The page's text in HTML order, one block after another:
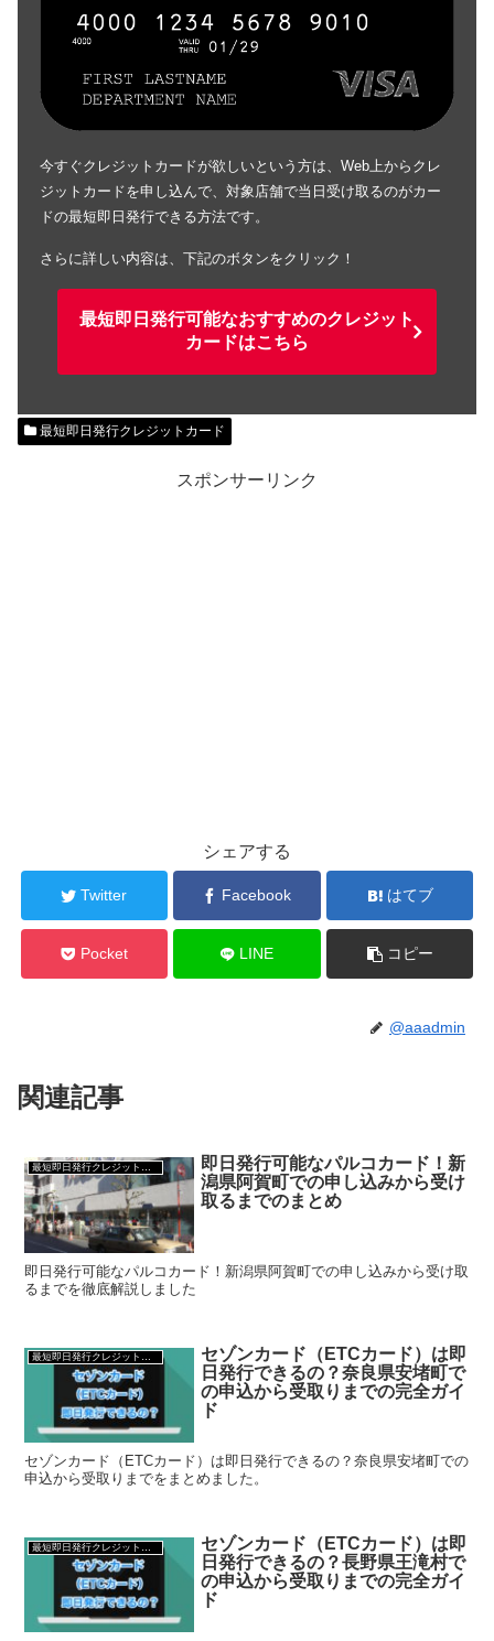
今すぐクレジットカードが欲しいという方は、Web上からクレ
ジットカードを申し込んで、対象店舗で当日受け取るのがカー
ドの最短即日発行できる方法です。
さらに詳しい内容は、下記のボタンをクリック！
最短即日発行可能なおすすめのクレジット
カードはこちら
最短即日発行クレジットカード
スポンサーリンク
シェアする
Twitter Facebook はてブ
Pocket LINE コピー
@aaadmin
関連記事
即日発行可能なパルコカード！新
潟県阿賀町での申し込みから受け
取るまでのまとめ
即日発行可能なパルコカード！新潟県阿賀町での申し込みから受け取
るまでを徹底解説しました
最短即日発行クレジットカード
セゾンカード（ETCカード）は即
日発行できるの？奈良県安堵町で
の申込から受取りまでの完全ガイ
ド
セゾンカード（ETCカード）は即日発行できるの？奈良県安堵町での
申込から受取りまでをまとめました。
セゾンカード（ETCカード）は即
日発行できるの？長野県王滝村で
の申込から受取りまでの完全ガイ
ド